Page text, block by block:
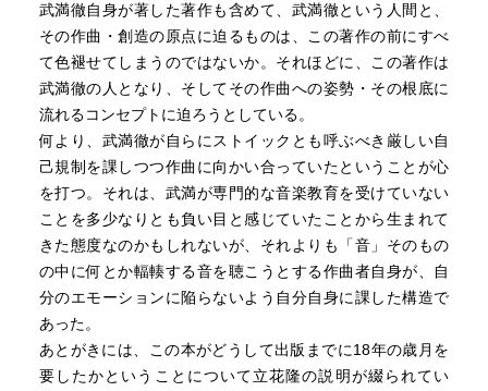
武満徹自身が著した著作も含めて、武満徹という人間と、
その作曲・創造の原点に迫るものは、この著作の前にすべ
て色褪せてしまうのではないか。それほどに、この著作は
武満徹の人となり、そしてその作曲への姿勢・その根底に
流れるコンセプトに迫ろうとしている。
何より、武満徹が自らにストイックとも呼ぶべき厳しい自
己規制を課しつつ作曲に向かい合っていたということが心
を打つ。それは、武満が専門的な音楽教育を受けていない
ことを多少なりとも負い目と感じていたことから生まれて
きた態度なのかもしれないが、それよりも「音」そのもの
の中に何とか輻輳する音を聴こうとする作曲者自身が、自
分のエモーションに陥らないよう自分自身に課した構造で
あった。
あとがきには、この本がどうして出版までに18年の歳月を
要したかということについて立花隆の説明が綴られてい